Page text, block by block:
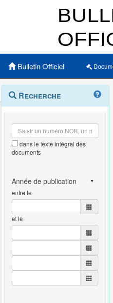
Bulletin Officiel
Navigation
et
outils
annexes
Menu
contextuel
Recherche
dans le texte intégral des
documents
entre le
et le